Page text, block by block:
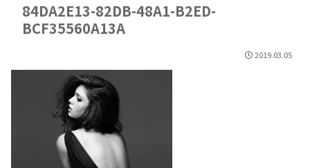
84DA2E13-82DB-48A1-B2ED-
BCF35560A13A
2019.03.05